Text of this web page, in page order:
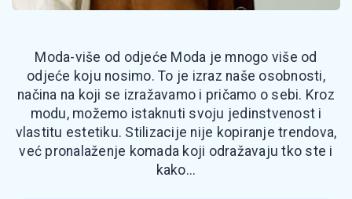
Moda-više od odjeće Moda je mnogo više od
odjeće koju nosimo. To je izraz naše osobnosti,
načina na koji se izražavamo i pričamo o sebi. Kroz
modu, možemo istaknuti svoju jedinstvenost i
vlastitu estetiku. Stilizacije nije kopiranje trendova,
već pronalaženje komada koji odražavaju tko ste i
kako...